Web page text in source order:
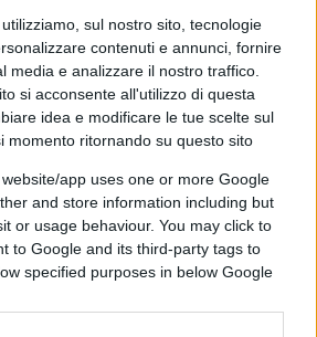
sul nostro sito, tecnologie
contenuti e annunci, fornire
media e analizzare il nostro traffico.
si acconsente all'utilizzo di questa
idea e modificare le tue scelte sul
momento ritornando su questo sito
app uses one or more Google
and store information including but
or usage behaviour. You may click to
to Google and its third-party tags to
specified purposes in below Google
potremmo guardare indietro a
di svolta negli affari
è cresciuta rapidamente
del capitalismo.
DEL MONDO